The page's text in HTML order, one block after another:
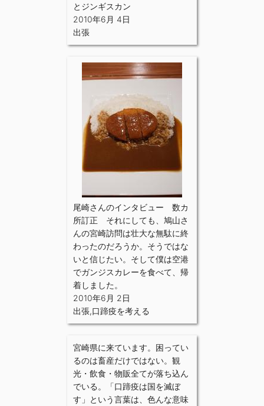
とジンギスカン
2010年6月 4日
出張
尾崎さんのインタビュー 数カ
所訂正 それにしても、鳩山さ
んの宮崎訪問は壮大な無駄に終
わったのだろうか。そうではな
いと信じたい。そして僕は空港
でガンジスカレーを食べて、帰
着しました。
2010年6月 2日
出張,口蹄疫を考える
宮崎県に来ています。困ってい
るのは畜産だけではない。観
光・飲食・物販全てが落ち込ん
でいる。「口蹄疫は国を滅ぼ
す」という言葉は、色んな意味